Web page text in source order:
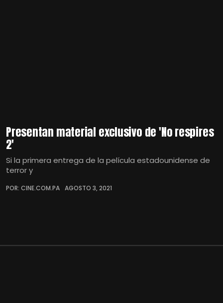
Presentan material exclusivo de 'No respires
2'
Si la primera entrega de la película estadounidense de
terror y
POR: CINE.COM.PA AGOSTO 3, 2021